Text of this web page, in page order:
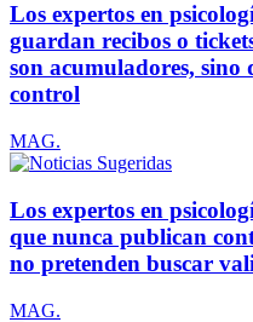
Los expertos en
guardan recibos o
son acumuladores, sino
control
MAG.
Los expertos en
que nunca publican
no pretenden buscar
MAG.